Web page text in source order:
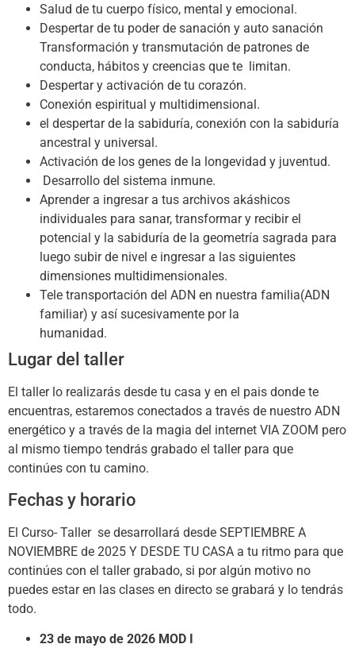
Salud de tu cuerpo físico, mental y emocional.
Despertar de tu poder de sanación y auto sanación
Transformación y transmutación de patrones de
conducta, hábitos y creencias que te limitan.
Despertar y activación de tu corazón.
Conexión espiritual y multidimensional.
el despertar de la sabiduría, conexión con la sabiduría
ancestral y universal.
Activación de los genes de la longevidad y juventud.
Desarrollo del sistema inmune.
Aprender a ingresar a tus archivos akáshicos
individuales para sanar, transformar y recibir el
potencial y la sabiduría de la geometría sagrada para
luego subir de nivel e ingresar a las siguientes
dimensiones multidimensionales.
Tele transportación del ADN en nuestra familia(ADN
familiar) y así sucesivamente por la
humanidad.
Lugar del taller
El taller lo realizarás desde tu casa y en el pais donde te
encuentras, estaremos conectados a través de nuestro ADN
energético y a través de la magia del internet VIA ZOOM pero
al mismo tiempo tendrás grabado el taller para que
continúes con tu camino.
Fechas y horario
El Curso- Taller se desarrollará desde SEPTIEMBRE A
NOVIEMBRE de 2025 Y DESDE TU CASA a tu ritmo para que
continúes con el taller grabado, si por algún motivo no
puedes estar en las clases en directo se grabará y lo tendrás
todo.
23 de mayo de 2026 MOD I